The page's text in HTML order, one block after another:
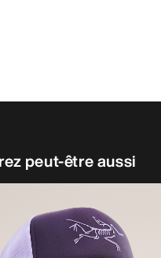
peut-être aussi